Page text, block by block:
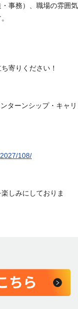
事務）、職場の雰囲気
寄りください！
ターンシップ・キャリ
108/
しみにしておりま